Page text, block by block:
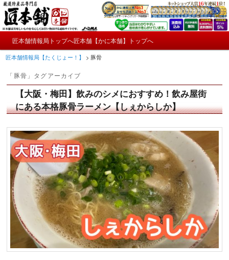
メ
イ
ン
ン
テ
サ
ブ
コ
テ
ン
匠本舗情報局【たくじょー！】
かにやおせちについてのおもしろ情報や興味深い記事をお届けします。
ン
メ
イ
ン
コ
テ
ン
移
サ
ブ
コ
ン
ン
ツ
動
匠本舗情報局トップへ匠本舗【かに本舗】トップへ
匠本舗情報局【たくじょー！】 > 豚骨
「 豚骨 」タグアーカイブ
【大阪・梅田】飲みのシメにおすすめ！飲み屋街
にある本格豚骨ラーメン【しぇからしか】